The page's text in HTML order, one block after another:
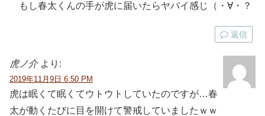
もし春太くんの手が虎に届いたらヤバイ感じ（・∀・？
返信
虎ノ介 より:
2019年11月9日 6:50 PM
虎は眠くて眠くてウトウトしていたのですが…春
太が動くたびに目を開けて警戒していましたｗｗ